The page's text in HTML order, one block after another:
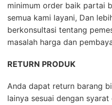
minimum order baik partai
semua kami layani, Dan
berkonsultasi tentang
masalah harga dan
RETURN PRODUK
Anda dapat return barang
lainya sesuai dengan